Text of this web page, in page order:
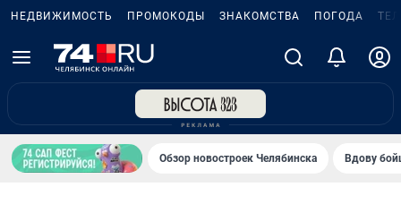
НЕДВИЖИМОСТЬ ПРОМОКОДЫ ЗНАКОМСТВА ПОГОДА
Обзор новостроек Челябинска Вдову